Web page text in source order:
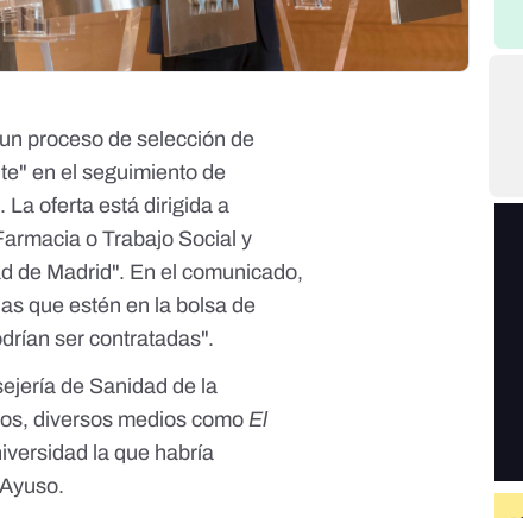
proceso de selección de
en el seguimiento de
oferta está dirigida a
o Trabajo Social y
de Madrid". En elcomunicado,
que estén en la bolsa de
ser contratadas".
de Sanidad de la
diversos medios como El
la que habría